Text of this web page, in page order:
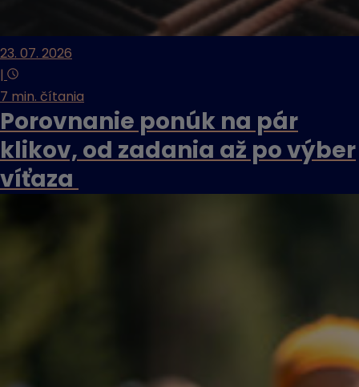
23. 07. 2026
|
7 min. čítania
Porovnanie ponúk na pár
klikov, od zadania až po výber
víťaza